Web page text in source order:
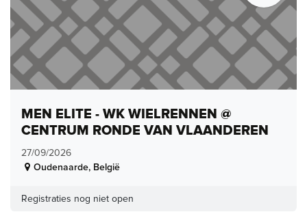
MEN ELITE - WK WIELRENNEN @
CENTRUM RONDE VAN VLAANDEREN
27/09/2026
Oudenaarde, België
Registraties nog niet open